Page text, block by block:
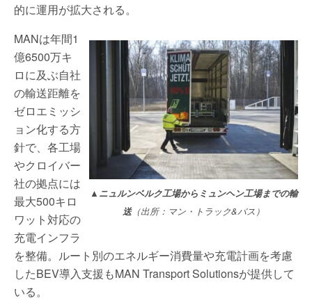
的に運用が拡大される。
▲ニュルンベルク工場からミュンヘン工場までの輸
送（出所：マン・トラック&バス）
MANは年間1
億6500万キ
ロに及ぶ自社
の輸送距離を
ゼロエミッシ
ョン化する方
針で、各工場
やクロイバー
社の拠点には
最大500キロ
ワット対応の
充電インフラ
を整備。ルート別のエネルギー消費量や充電計画を考慮
したBEV導入支援もMAN Transport Solutionsが提供して
いる。